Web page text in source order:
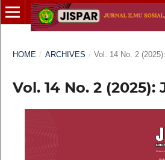
HOME / ARCHIVES / Vol. 14 No. 2
Vol. 14 No. 2 (2025):